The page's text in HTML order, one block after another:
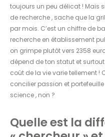
toujours un peu délicat ! Mais
de recherche , sache que la
par mois. C’est un chiffre de
recherche en établissement
on grimpe plutôt vers 2358
dépend de ton statut et
coût de la vie varie tellement !
concilier passion et
science , non ?
Quelle est la